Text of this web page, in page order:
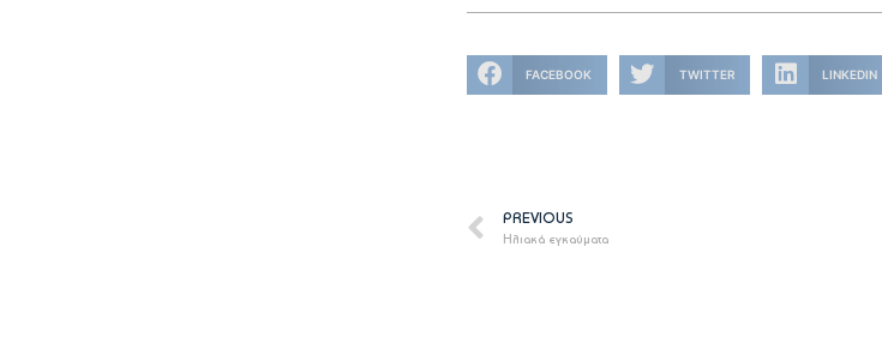
FACEBOOK TWITTER LINKEDIN
PREVIOUS
Ηλιακά εγκαύματα